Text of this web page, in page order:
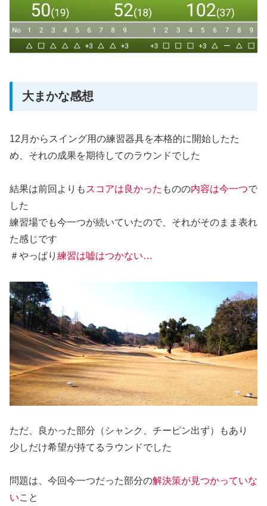
大まかな感想
12月からスイング用の練習器具を本格的に開始したた
め、それの成果を期待してのラウンドでした
結果は前回よりも スコアは良かった ものの内容は今一つで
した
練習場でも今一つが続いていたので、それがそのまま表れ
た感じです
＃やっぱり 練習は嘘はつかない…
ただ、良かった部分（シャンク、チーピン出ず）もあり
少しだけ希望が持てるラウンドでした
問題は、今回今一つだった部分の解決策が見つかっていな
いこと